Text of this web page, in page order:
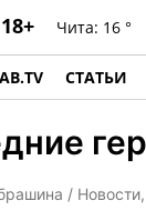
18+ Чита: 16 °
СТАТЬИ
/